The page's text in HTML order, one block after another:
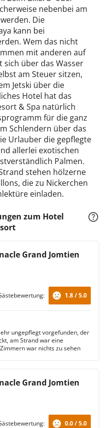
nebenbei am
Die
kann bei
Wem das nicht
mit anderen auf
sich über das Wasser
am Steuer sitzen,
Jetski über die
Hotel hat das
& Spa natürlich
für die ganz
Schlendern über das
Urlauber die gepflegte
allerlei exotischen
Palmen.
stehen hölzerne
die zu Nickerchen
einladen.
zum Hotel
Grand Jomtien
1.8 / 5.0
ungepflegt vorgefunden, der
am Strand war eine
war nichts zu sehen
Grand Jomtien
0.0 / 5.0